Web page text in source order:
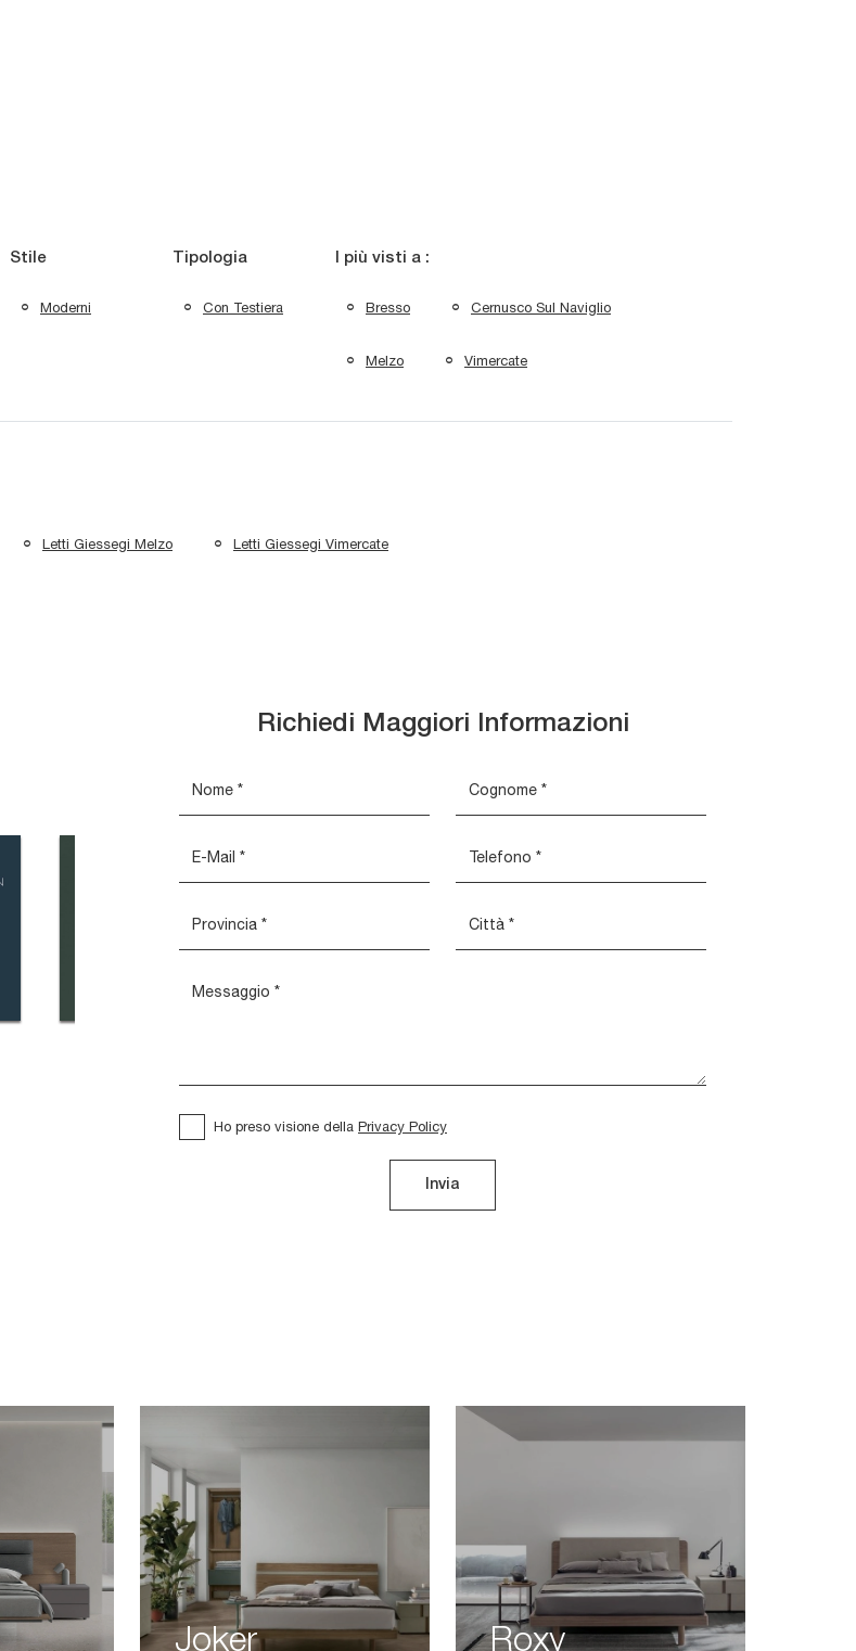
Stile
Moderni
Tipologia
Con Testiera
I più visti a :
Bresso Cernusco Sul Naviglio
Melzo Vimercate
Letti Giessegi Melzo Letti Giessegi Vimercate
Richiedi Maggiori Informazioni
Ho preso visione della Privacy Policy
Invia
Joker Roxy